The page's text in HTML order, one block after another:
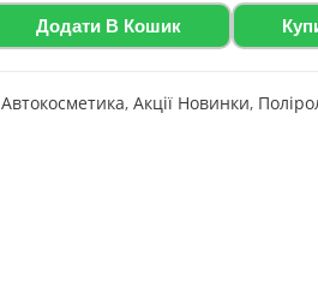
Додати В Кошик
Автокосметика, Акції Новинки,